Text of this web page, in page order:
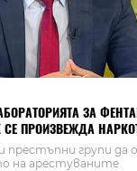
ЗА
СЕ ПРОИЗВЕЖДА
престъпни групи да
на арестуваните